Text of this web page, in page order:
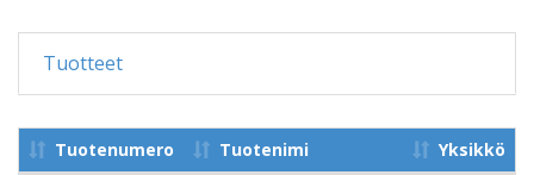
Tuotteet
Tuotenumero Tuotenimi Yksikkö